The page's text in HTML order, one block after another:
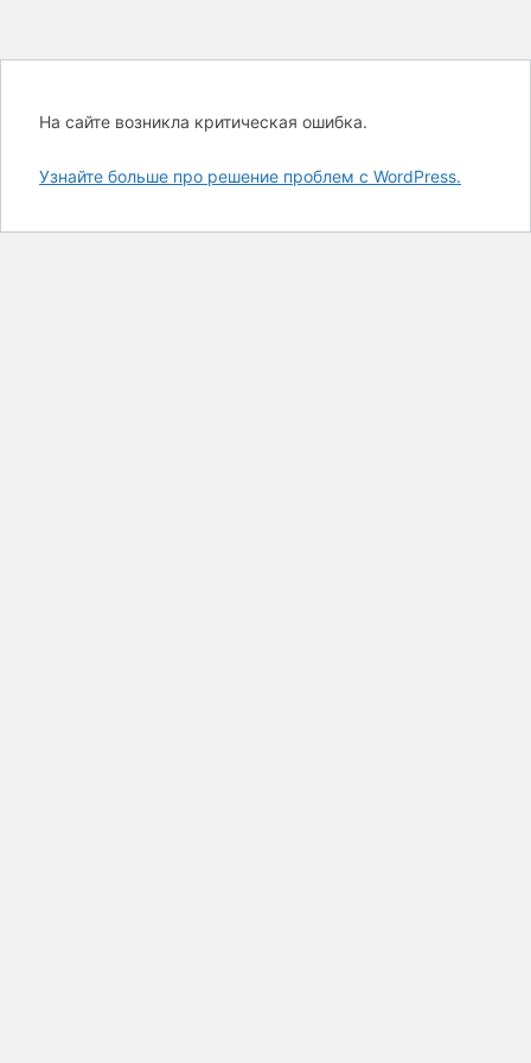
На сайте возникла критическая ошибка.
Узнайте больше про решение проблем с WordPress.